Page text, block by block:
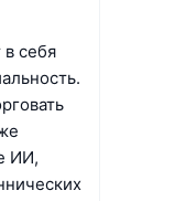
себя
ИИ,